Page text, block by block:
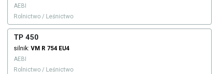
AEBI
Rolnictwo / Leśnictwo
TP 450
silnik: VM R 754 EU4
AEBI
Rolnictwo / Leśnictwo